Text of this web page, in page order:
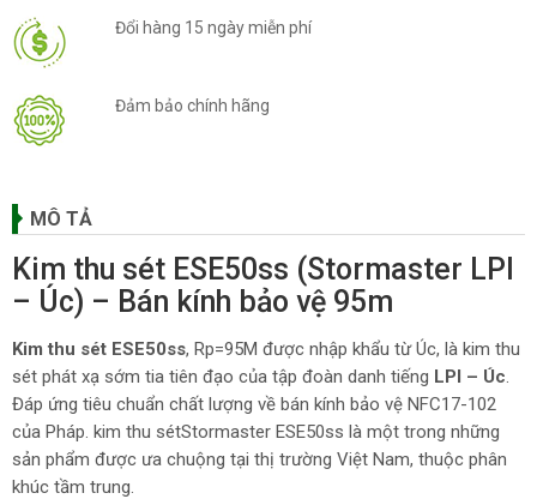
Đổi hàng 15 ngày miễn phí
Đảm bảo chính hãng
MÔ TẢ
Kim thu sét ESE50ss (Stormaster LPI
– Úc) – Bán kính bảo vệ 95m
Kim thu sét ESE50ss, Rp=95M được nhập khẩu từ Úc, là kim thu
sét phát xạ sớm tia tiên đạo của tập đoàn danh tiếng LPI – Úc
Đáp ứng tiêu chuẩn chất lượng về bán kính bảo vệ NFC17-102
của Pháp. kim thu sétStormaster ESE50ss là một trong những
sản phẩm được ưa chuộng tại thị trường Việt Nam, thuộc phân
khúc tầm trung.